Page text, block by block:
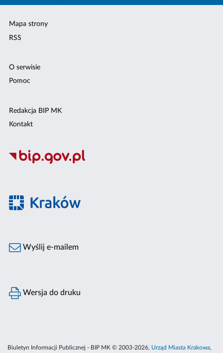
Mapa strony
RSS
O serwisie
Pomoc
Redakcja BIP MK
Kontakt
Wyślij e-mailem
Wersja do druku
Biuletyn Informacji Publicznej - BIP MK © 2003-2026, Urząd Miasta Krakowa,